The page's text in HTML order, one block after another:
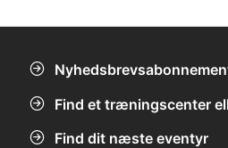
Find et træningscenter
Find dit næste eventyr